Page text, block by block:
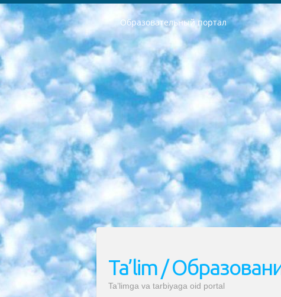
Образовательный портал
РЕСПУБЛИКА УЗБЕКИСТАН МИНИСТРЕРСТВО ДОШКОЛЬНОГО И ШКОЛЬНОГО ОБРАЗОВАНИЯ КОМАНДА в общеобразовательных учреждениях в 2023-2024 учебном году организация и проведение итоговой государственной аттестации обучающихся о Министра дошкольного и школьного образования Республики Узбекистан от 4 марта 2008 года (постановлением Минюста от 20 марта 2008 года № 1778 государственной регистрации) «Итоговое состояние учащихся общего среднего образования на основании положения об утверждении положения об аттестации общего среднего образования выпускной экзамен студентов в образовательных учреждениях в 2023-2024 учебном году В целях организации и прохождения аттестации приказываю: 1. Следующее: перечень предметов, по которым будет проводиться итоговая государственная аттестация и экзамен формы перевода согласно приложению 1; сертификаты международного образца, оценивающие уровень владения иностранными языками перечень согласно приложению 2; 2. Педагогический при специализированных образовательных учреждениях. научно-практический центр квалификации и международной оценки (Д.Давидова) 2024 г. До 25 марта: задания по предметам, по которым будет проводиться итоговая аттестация разработка и утверждение технических условий; итоговая аттестация на основании разработанного предметного задания разработка вопросов по предметам (устно и письменно), экзамен передача; общеобразовательные средние школы и специальные учебные заведения учащиеся выпускных классов школ и интернатов в агентской системе подготовка базы данных экзаменационных материалов и критериев оценки; перевод базы экзаменационных материалов на все языки обучения подать в Республиканский образовательный центр для изготовления; варианты экзаменов на основе разработанных контрольных материалов пусть будут поставлены задачи формирования. 3. Республиканский образовательный центр (Ш.Худайкулов) до 5 апреля 2024 года. до: база данных предоставленных экзаменационных материалов на все языки обучения перевод и экспертиза; для слепых, слабовидящих, глухих, слабослышащих и умственно отсталых детей учащиеся выпускных классов специализированных школ и школ-интернатов база данных экзаменационных материалов на всех преподаваемых языках подготовка критериев оценки; специализированные школы для умственно отсталых детей и технологии для учащихся выпускных классов школ-интернатов разработка соответствующих рекомендаций и критериев проведения ЕГЭ по естествознанию давать задания. 4. Педагогический при специализированных образовательных учреждениях. Научно-практический центр навыков и международной оценки (Д.Давидова), Республика образовательный центр (Худайкулов Ш.) итоговый государственный аттестационный экзамен ориентирован на творческое и логическое мышление при подготовке базы
Ta’lim /
Ta’limga va tarbiyaga oid portal